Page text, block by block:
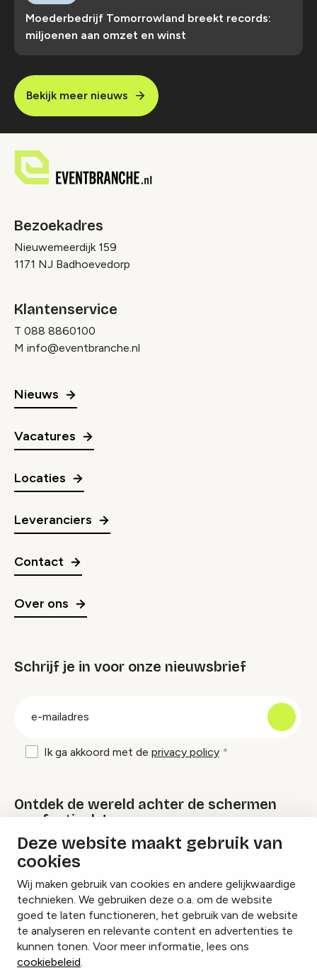
Deze website maakt gebruik van
cookies
Wij maken gebruik van cookies en andere gelijkwaardige
technieken. We gebruiken deze o.a. om de website
goed te laten functioneren, het gebruik van de website
te analyseren en relevante content en advertenties te
kunnen tonen. Voor meer informatie, lees ons
cookiebeleid.
Moederbedrijf Tomorrowland breekt records:
miljoenen aan omzet en winst
Bekijk meer nieuws
Bezoekadres
Nieuwemeerdijk 159
1171 NJ Badhoevedorp
Klantenservice
T 088 8860100
M info@eventbranche.nl
Nieuws
Vacatures
Locaties
Leveranciers
Contact
Over ons
Schrijf je in voor onze nieuwsbrief
Ik ga akkoord met de privacy policy
Ontdek de wereld achter de schermen
van festivals!
Lees onze Festival Specials
InstagramFacebookLinkedIn